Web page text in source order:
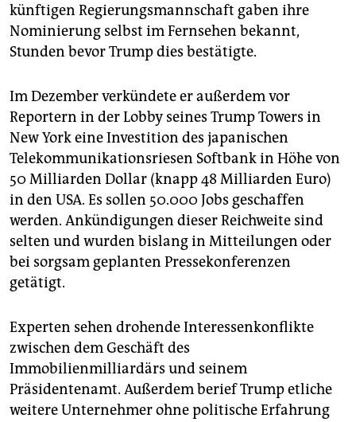
künftigen Regierungsmannschaft gaben ihre
Nominierung selbst im Fernsehen bekannt,
Stunden bevor Trump dies bestätigte.
Im Dezember verkündete er außerdem vor
Reportern in der Lobby seines Trump Towers in
New York eine Investition des japanischen
Telekommunikationsriesen Softbank in Höhe von
50 Milliarden Dollar (knapp 48 Milliarden Euro)
in den USA. Es sollen 50.000 Jobs geschaffen
werden. Ankündigungen dieser Reichweite sind
selten und wurden bislang in Mitteilungen oder
bei sorgsam geplanten Pressekonferenzen
getätigt.
Experten sehen drohende Interessenkonflikte
zwischen dem Geschäft des
Immobilienmilliardärs und seinem
Präsidentenamt. Außerdem berief Trump etliche
weitere Unternehmer ohne politische Erfahrung